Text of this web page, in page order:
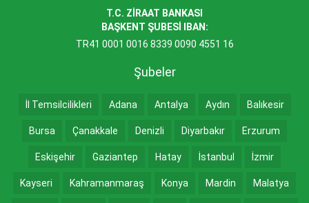
T.C. ZİRAAT BANKASI
BAŞKENT ŞUBESİ IBAN:
TR41 0001 0016 8339 0090 4551 16
Şubeler
İl Temsilcilikleri Adana Antalya Aydın Balıkesir
Bursa Çanakkale Denizli Diyarbakır Erzurum
Eskişehir Gaziantep Hatay İstanbul İzmir
Kayseri Kahramanmaraş Konya Mardin Malatya